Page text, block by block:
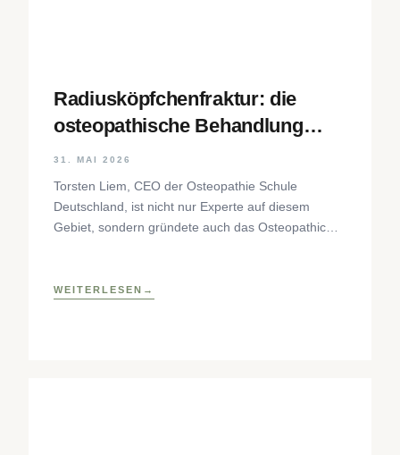
Radiusköpfchenfraktur: die
osteopathische Behandlung
Schritt für Schritt
31. MAI 2026
Torsten Liem, CEO der Osteopathie Schule
Deutschland, ist nicht nur Experte auf diesem
Gebiet, sondern gründete auch das Osteopathic
WEITERLESEN